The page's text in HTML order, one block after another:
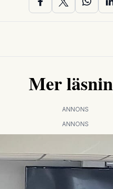
Mer
ANNONS
ANNONS